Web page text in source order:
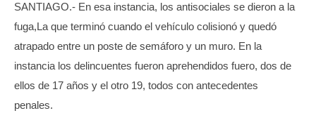
SANTIAGO.- En esa instancia, los antisociales se dieron a la
fuga,La que terminó cuando el vehículo colisionó y quedó
atrapado entre un poste de semáforo y un muro. En la
instancia los delincuentes fueron aprehendidos fuero, dos de
ellos de 17 años y el otro 19, todos con antecedentes
penales.